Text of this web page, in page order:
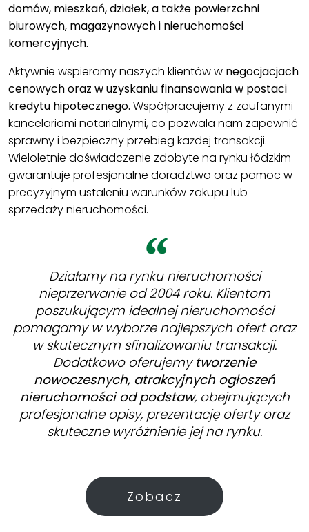
domów, mieszkań, działek, a także powierzchni
biurowych, magazynowych i nieruchomości
komercyjnych.
Aktywnie wspieramy naszych klientów w negocjacjach
cenowych oraz w uzyskaniu finansowania w postaci
kredytu hipotecznego. Współpracujemy z zaufanymi
kancelariami notarialnymi, co pozwala nam zapewnić
sprawny i bezpieczny przebieg każdej transakcji.
Wieloletnie doświadczenie zdobyte na rynku łódzkim
gwarantuje profesjonalne doradztwo oraz pomoc w
precyzyjnym ustaleniu warunków zakupu lub
sprzedaży nieruchomości.
Działamy na rynku nieruchomości
nieprzerwanie od 2004 roku. Klientom
poszukującym idealnej nieruchomości
pomagamy w wyborze najlepszych ofert oraz
w skutecznym sfinalizowaniu transakcji.
Dodatkowo oferujemy tworzenie
nowoczesnych, atrakcyjnych ogłoszeń
nieruchomości od podstaw, obejmujących
profesjonalne opisy, prezentację oferty oraz
skuteczne wyróżnienie jej na rynku.
Zobacz